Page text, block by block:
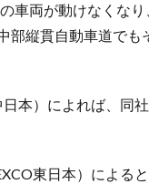
車両が動けなくな
部縦貫自動車道で
本）によれば、同
東日本）による